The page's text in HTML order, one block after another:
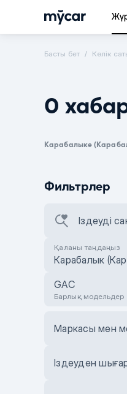
Басты бет Көлік
0
Карабалыке
Фильтрлер
Іздеуді
Қаланы таңдаңыз
GAC
Барлық модельдер
Іздеуден